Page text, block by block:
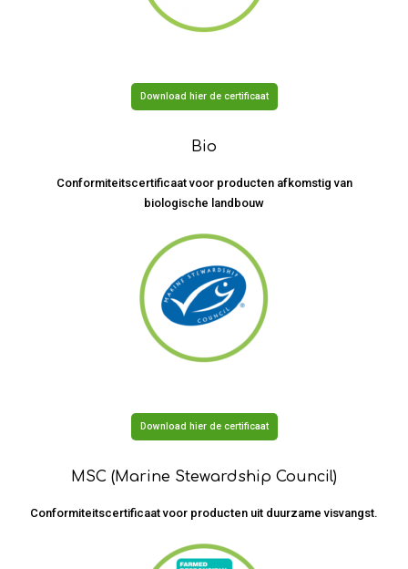
Download hier de certificaat
Bio
Conformiteitscertificaat voor producten afkomstig van
biologische landbouw
Download hier de certificaat
MSC (Marine Stewardship Council)
Conformiteitscertificaat voor producten uit duurzame visvangst.